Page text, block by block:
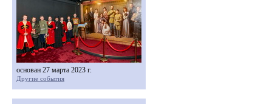
основан 27 марта 2023 г.
Другие события